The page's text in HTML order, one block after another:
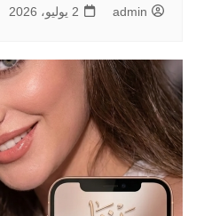
admin 2 يوليو، 2026